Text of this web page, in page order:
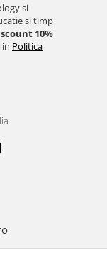
si
si timp
10%
Politica